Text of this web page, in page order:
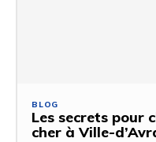
BLOG
Les secrets pour
cher à Ville-